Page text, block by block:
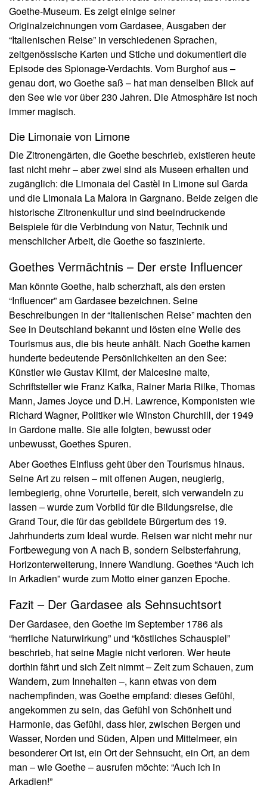
Goethe-Museum. Es zeigt einige seiner
Originalzeichnungen vom Gardasee, Ausgaben der
“Italienischen Reise” in verschiedenen Sprachen,
zeitgenössische Karten und Stiche und dokumentiert die
Episode des Spionage-Verdachts. Vom Burghof aus –
genau dort, wo Goethe saß – hat man denselben Blick auf
den See wie vor über 230 Jahren. Die Atmosphäre ist noch
immer magisch.
Die Limonaie von Limone
Die Zitronengärten, die Goethe beschrieb, existieren heute
fast nicht mehr – aber zwei sind als Museen erhalten und
zugänglich: die Limonaia del Castèl in Limone sul Garda
und die Limonaia La Malora in Gargnano. Beide zeigen die
historische Zitronenkultur und sind beeindruckende
Beispiele für die Verbindung von Natur, Technik und
menschlicher Arbeit, die Goethe so faszinierte.
Goethes Vermächtnis – Der erste Influencer
Man könnte Goethe, halb scherzhaft, als den ersten
“Influencer” am Gardasee bezeichnen. Seine
Beschreibungen in der “Italienischen Reise” machten den
See in Deutschland bekannt und lösten eine Welle des
Tourismus aus, die bis heute anhält. Nach Goethe kamen
hunderte bedeutende Persönlichkeiten an den See:
Künstler wie Gustav Klimt, der Malcesine malte,
Schriftsteller wie Franz Kafka, Rainer Maria Rilke, Thomas
Mann, James Joyce und D.H. Lawrence, Komponisten wie
Richard Wagner, Politiker wie Winston Churchill, der 1949
in Gardone malte. Sie alle folgten, bewusst oder
unbewusst, Goethes Spuren.
Aber Goethes Einfluss geht über den Tourismus hinaus.
Seine Art zu reisen – mit offenen Augen, neugierig,
lernbegierig, ohne Vorurteile, bereit, sich verwandeln zu
lassen – wurde zum Vorbild für die Bildungsreise, die
Grand Tour, die für das gebildete Bürgertum des 19.
Jahrhunderts zum Ideal wurde. Reisen war nicht mehr nur
Fortbewegung von A nach B, sondern Selbsterfahrung,
Horizonterweiterung, innere Wandlung. Goethes “Auch ich
in Arkadien” wurde zum Motto einer ganzen Epoche.
Fazit – Der Gardasee als Sehnsuchtsort
Der Gardasee, den Goethe im September 1786 als
“herrliche Naturwirkung” und “köstliches Schauspiel”
beschrieb, hat seine Magie nicht verloren. Wer heute
dorthin fährt und sich Zeit nimmt – Zeit zum Schauen, zum
Wandern, zum Innehalten –, kann etwas von dem
nachempfinden, was Goethe empfand: dieses Gefühl,
angekommen zu sein, das Gefühl von Schönheit und
Harmonie, das Gefühl, dass hier, zwischen Bergen und
Wasser, Norden und Süden, Alpen und Mittelmeer, ein
besonderer Ort ist, ein Ort der Sehnsucht, ein Ort, an dem
man – wie Goethe – ausrufen möchte: “Auch ich in
Arkadien!”